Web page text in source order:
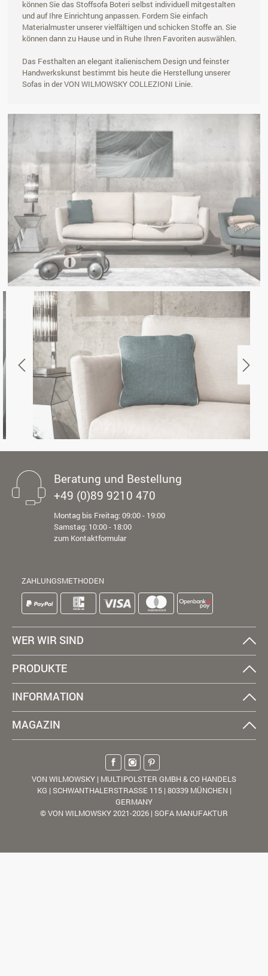
können Sie das Stoffsofa Boteri selbst individuell mitgestalten
und auf Ihre Einrichtung anpassen. Fordern Sie einfach
Materialmuster unserer vielfältigen und schicken Stoffe an. Sie
können dann zu Hause und in Ruhe Ihren Favoriten auswählen.
Das Festhalten an elegant italienischem Design und feinster
Handwerkskunst bestimmt bis heute die Herstellung unserer
Sofas in der VON WILMOWSKY COLLEZIONI Linie.
Beratung und Bestellung
+49 (0)89 9210 470
Montag bis Freitag: 09:00 - 19:00
Samstag: 10:00 - 18:00
zum Kontaktformular
ZAHLUNGSMETHODEN
WER WIR SIND
PRODUKTE
INFORMATION
MAGAZIN
VON WILMOWSKY | MULTIPOLSTER GMBH & CO HANDELS
KG | SCHWANTHALERSTRASSE 115 | 80339 MÜNCHEN |
GERMANY
© VON WILMOWSKY 2021-2026 | SOFA MANUFAKTUR